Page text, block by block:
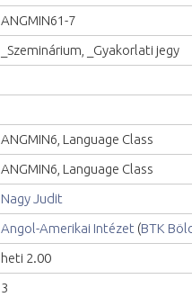
ANGMIN61-7
_Szeminárium, _Gyakorlati jegy
ANGMIN6, Language Class
ANGMIN6, Language Class
Nagy Judit
Angol-Amerikai Intézet (BTK
heti 2.00
3